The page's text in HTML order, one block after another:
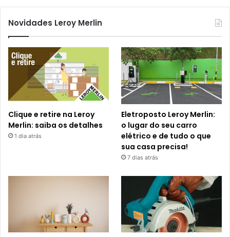
Novidades Leroy Merlin
Clique e retire na Leroy
Merlin: saiba os detalhes
1 dia atrás
Eletroposto Leroy Merlin:
o lugar do seu carro
elétrico e de tudo o que
sua casa precisa!
7 dias atrás